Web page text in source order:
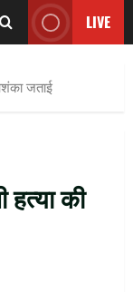
LIVE
जताई
हत्या की